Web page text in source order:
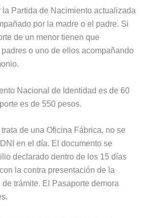
la Partida de Nacimiento actualizada
por la madre o el padre. Si
de un menor tienen que
o uno de ellos acompañando
Nacional de Identidad es de 60
es de 550 pesos.
de una Oficina Fábrica, no se
en el día. El documento se
declarado dentro de los 15 días
la contra presentación de la
trámite. El Pasaporte demora